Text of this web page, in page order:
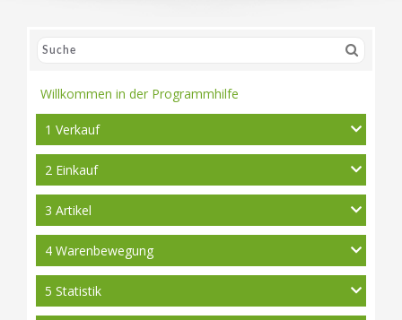
Willkommen in der Programmhilfe
1 Verkauf
2 Einkauf
3 Artikel
4 Warenbewegung
5 Statistik